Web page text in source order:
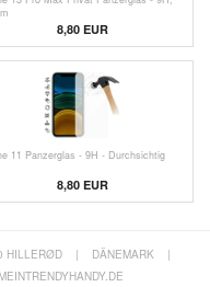
8,80 EUR
11 Panzerglas - 9H - Durchsichtig
8,80 EUR
HILLERØD | DÄNEMARK
|